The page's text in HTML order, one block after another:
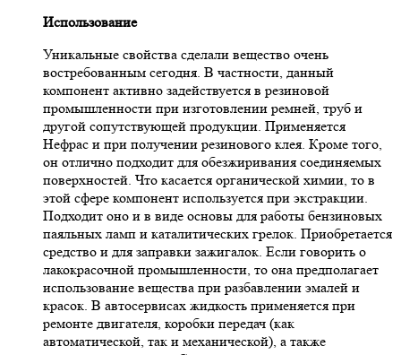
Использование
Уникальные свойства сделали вещество очень
востребованным сегодня. В частности, данный
компонент активно задействуется в резиновой
промышленности при изготовлении ремней, труб и
другой сопутствующей продукции. Применяется
Нефрас и при получении резинового клея. Кроме того,
он отлично подходит для обезжиривания соединяемых
поверхностей. Что касается органической химии, то в
этой сфере компонент используется при экстракции.
Подходит оно и в виде основы для работы бензиновых
паяльных ламп и каталитических грелок. Приобретается
средство и для заправки зажигалок. Если говорить о
лакокрасочной промышленности, то она предполагает
использование вещества при разбавлении эмалей и
красок. В автосервисах жидкость применяется при
ремонте двигателя, коробки передач (как
автоматической, так и механической), а также